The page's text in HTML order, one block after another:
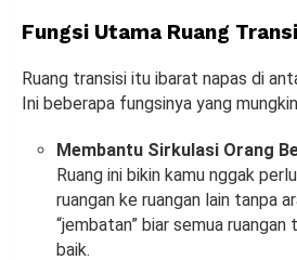
Fungsi Utama Ruang
Ruang transisi itu ibarat napas di
Ini beberapa fungsinya yang
Membantu Sirkulasi Orang
Ruang ini bikin kamu nggak
ruangan ke ruangan lain tanpa
“jembatan” biar semua ruangan
baik.